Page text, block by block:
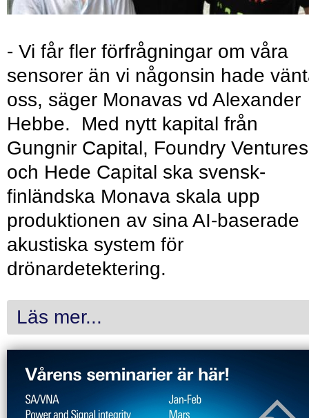
- Vi får fler förfrågningar om våra
sensorer än vi någonsin hade
oss, säger Monavas vd Alexander
Hebbe. Med nytt kapital från
Gungnir Capital, Foundry Ventures
och Hede Capital ska svensk-
finländska Monava skala upp
produktionen av sina AI-baserade
akustiska system för
drönardetektering.
Läs mer...